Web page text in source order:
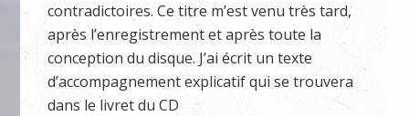
contradictoires. Ce titre m’est venu très tard,
après l’enregistrement et après toute la
conception du disque. J’ai écrit un texte
d’accompagnement explicatif qui se trouvera
dans le livret du CD